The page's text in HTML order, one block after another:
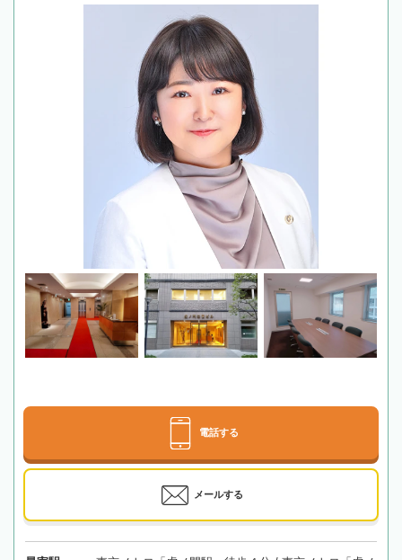
電話する
メールする